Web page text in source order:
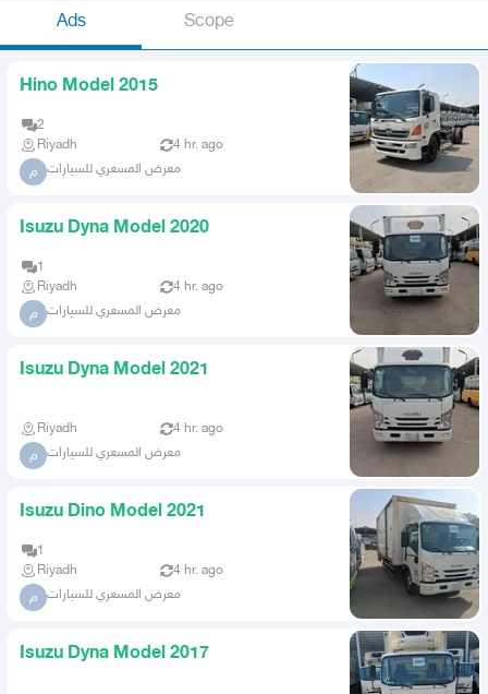
Ads Scope
Hino Model 2015
2
Riyadh
4 hr. ago
م معرض المسعري للسيارات
Isuzu Dyna Model 2020
1
Riyadh
4 hr. ago
م معرض المسعري للسيارات
Isuzu Dyna Model 2021
Riyadh 4 hr. ago
م معرض المسعري للسيارات
Isuzu Dino Model 2021
1
Riyadh
4 hr. ago
م معرض المسعري للسيارات
Isuzu Dyna Model 2017